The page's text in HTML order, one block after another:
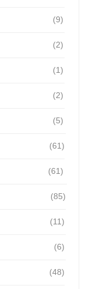
(9)
(2)
(1)
(2)
(5)
(61)
(61)
(85)
(11)
(6)
(48)